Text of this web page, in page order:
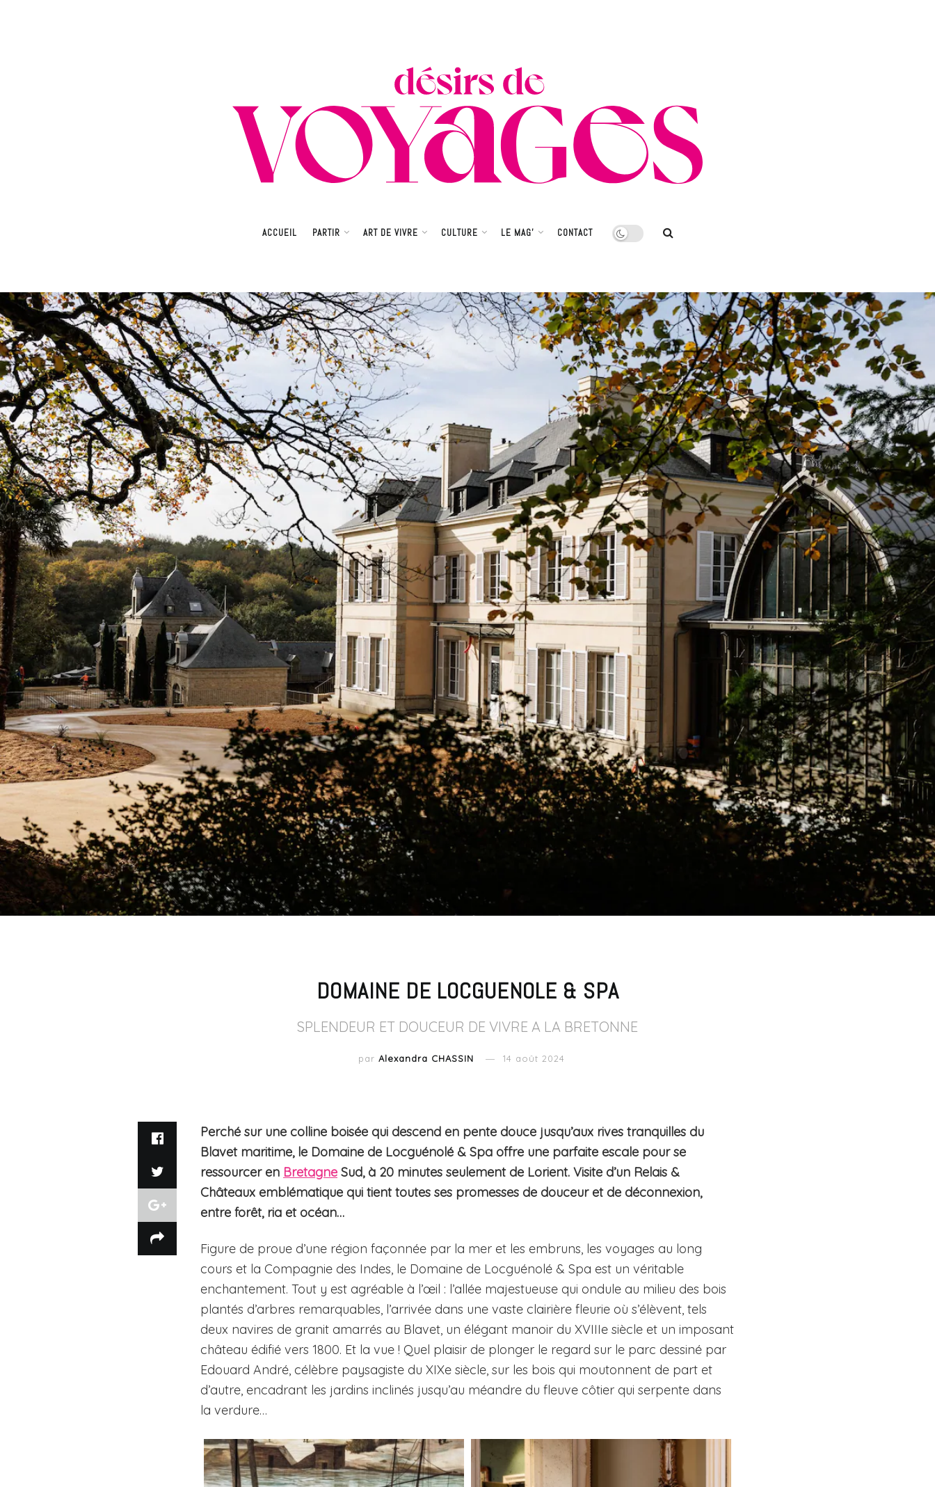
ACCUEIL PARTIR ART DE VIVRE CULTURE LE MAG’ CONTACT
DOMAINE DE LOCGUENOLE & SPA
SPLENDEUR ET DOUCEUR DE VIVRE A LA BRETONNE
par Alexandra CHASSIN 14 août 2024
Perché sur une colline boisée qui descend en pente douce jusqu’aux rives tranquilles du
Blavet maritime, le Domaine de Locguénolé & Spa offre une parfaite escale pour se
ressourcer en Bretagne Sud, à 20 minutes seulement de Lorient. Visite d’un Relais &
Châteaux emblématique qui tient toutes ses promesses de douceur et de déconnexion,
entre forêt, ria et océan…
Figure de proue d’une région façonnée par la mer et les embruns, les voyages au long
cours et la Compagnie des Indes, le Domaine de Locguénolé & Spa est un véritable
enchantement. Tout y est agréable à l’œil : l’allée majestueuse qui ondule au milieu des bois
plantés d’arbres remarquables, l’arrivée dans une vaste clairière fleurie où s’élèvent, tels
deux navires de granit amarrés au Blavet, un élégant manoir du XVIIIe siècle et un imposant
château édifié vers 1800. Et la vue ! Quel plaisir de plonger le regard sur le parc dessiné par
Edouard André, célèbre paysagiste du XIXe siècle, sur les bois qui moutonnent de part et
d’autre, encadrant les jardins inclinés jusqu’au méandre du fleuve côtier qui serpente dans
la verdure…